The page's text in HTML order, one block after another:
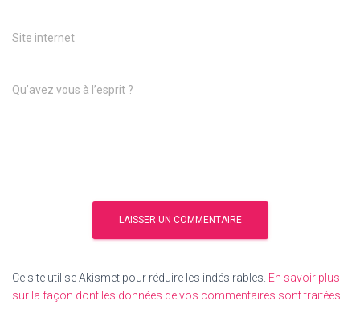
Site internet
Qu’avez vous à l’esprit ?
Ce site utilise Akismet pour réduire les indésirables. En savoir plus
sur la façon dont les données de vos commentaires sont traitées